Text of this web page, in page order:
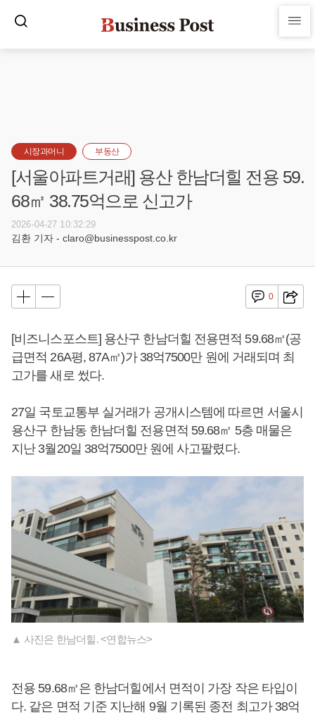
시장과머니 부동산
[서울아파트거래] 용산 한남더힐 전용 59.
68㎡ 38.75억으로 신고가
2026-04-27 10:32:29
김환 기자 - claro@businesspost.co.kr
0
[비즈니스포스트] 용산구 한남더힐 전용면적 59.68㎡(공
급면적 26A평, 87A㎡)가 38억7500만 원에 거래되며 최
고가를 새로 썼다.
27일 국토교통부 실거래가 공개시스템에 따르면 서울시
용산구 한남동 한남더힐 전용면적 59.68㎡ 5층 매물은
지난 3월20일 38억7500만 원에 사고팔렸다.
▲ 사진은 한남더힐. <연합뉴스>
전용 59.68㎡은 한남더힐에서 면적이 가장 작은 타입이
다. 같은 면적 기준 지난해 9월 기록된 종전 최고가 38억